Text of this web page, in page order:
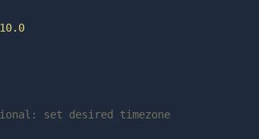
set desired timezone